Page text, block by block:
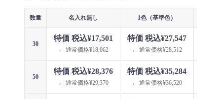
数量 名入れ無し 1色（基準色）
30
特価 税込¥17,501
← 通常価格¥18,062
特価 税込¥27,547
← 通常価格¥28,512
50
特価 税込¥28,376
← 通常価格¥29,370
特価 税込¥35,284
← 通常価格¥36,520